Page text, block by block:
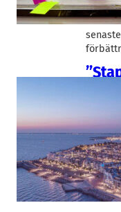
första
Allt
är på
sjunker
visar